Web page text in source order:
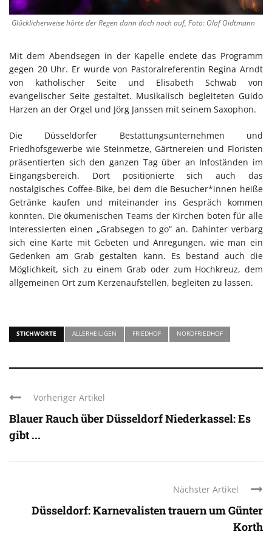
Glücklicherweise hörte der Regen dann doch noch auf, Foto: Olaf Oidtmann
Mit dem Abendsegen in der Kapelle endete das Programm
gegen 20 Uhr. Er wurde von Pastoralreferentin Regina Arndt
von katholischer Seite und Elisabeth Schwab von
evangelischer Seite gestaltet. Musikalisch begleiteten Guido
Harzen an der Orgel und Jörg Janssen mit seinem Saxophon.
Die Düsseldorfer Bestattungsunternehmen und
Friedhofsgewerbe wie Steinmetze, Gärtnereien und Floristen
präsentierten sich den ganzen Tag über an Infoständen im
Eingangsbereich. Dort positionierte sich auch das
nostalgisches Coffee-Bike, bei dem die Besucher*innen heiße
Getränke kaufen und miteinander ins Gespräch kommen
konnten. Die ökumenischen Teams der Kirchen boten für alle
Interessierten einen „Grabsegen to go“ an. Dahinter verbarg
sich eine Karte mit Gebeten und Anregungen, wie man ein
Gedenken am Grab gestalten kann. Es bestand auch die
Möglichkeit, sich zu einem Grab oder zum Hochkreuz, dem
allgemeinen Ort zum Kerzenaufstellen, begleiten zu lassen.
STICHWORTE ALLERHEILIGEN FRIEDHOF NORDFRIEDHOF
Vorheriger Artikel
Blauer Rauch über Düsseldorf Niederkassel: Es
gibt ...
Nächster Artikel
Düsseldorf: Karnevalisten trauern um Günter
Korth